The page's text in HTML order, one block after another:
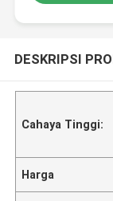
DESKRIPSI
Cahaya Tinggi:
Harga